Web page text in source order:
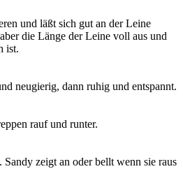
und läßt sich gut an der Leine
die Länge der Leine voll aus und
ist.
neugierig, dann ruhig und entspannt.
rauf und runter.
Sandy zeigt an oder bellt wenn sie raus